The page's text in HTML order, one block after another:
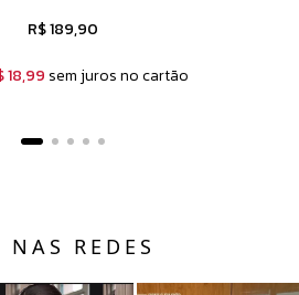
R$ 189,90
18,99 sem juros no cartão
NAS REDES